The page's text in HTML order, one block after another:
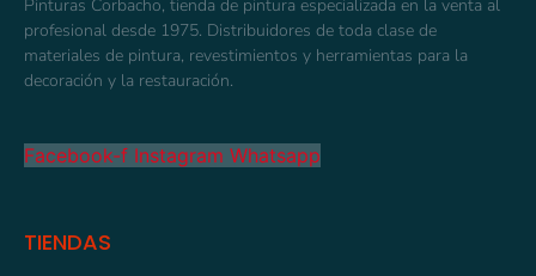
Pinturas Corbacho, tienda de pintura especializada en la venta al
profesional desde 1975. Distribuidores de toda clase de
materiales de pintura, revestimientos y herramientas para la
decoración y la restauración.
Facebook-f Instagram Whatsapp
TIENDAS